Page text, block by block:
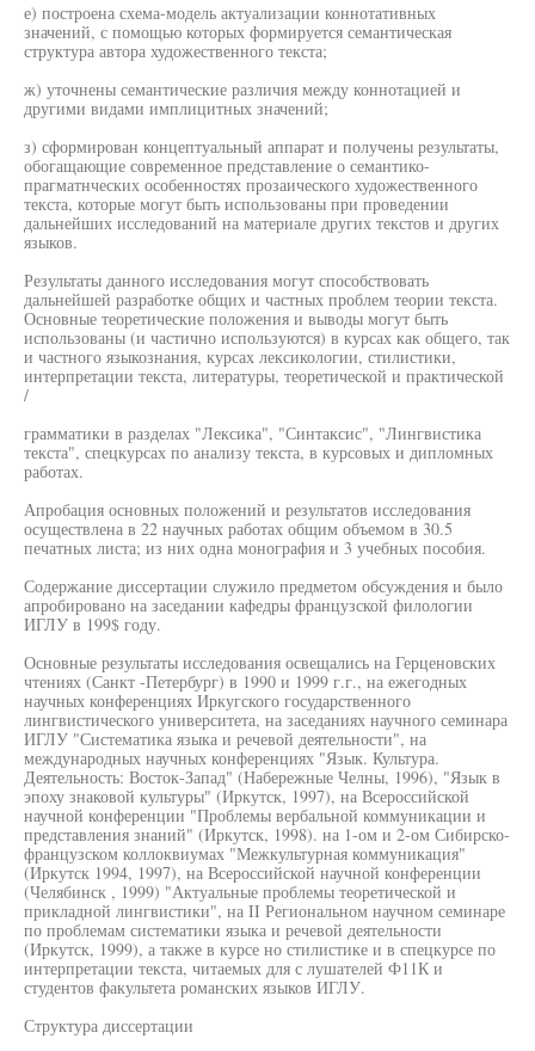
е) построена схема-модель актуализации коннотативных
значений, с помощью которых формируется семантическая
структура автора художественного текста;
ж) уточнены семантические различия между коннотацией и
другими видами имплицитных значений;
з) сформирован концептуальный аппарат и получены результаты,
обогащающие современное представление о семантико-
прагматнческих особенностях прозаического художественного
текста, которые могут быть использованы при проведении
дальнейших исследований на материале других текстов и других
языков.
Результаты данного исследования могут способствовать
дальнейшей разработке общих и частных проблем теории текста.
Основные теоретические положения и выводы могут быть
использованы (и частично используются) в курсах как общего, так
и частного языкознания, курсах лексикологии, стилистики,
интерпретации текста, литературы, теоретической и практической
/
грамматики в разделах "Лексика", "Синтаксис", "Лингвистика
текста", спецкурсах по анализу текста, в курсовых и дипломных
работах.
Апробация основных положений и результатов исследования
осуществлена в 22 научных работах общим объемом в 30.5
печатных листа; из них одна монография и 3 учебных пособия.
Содержание диссертации служило предметом обсуждения и было
апробировано на заседании кафедры французской филологии
ИГЛУ в 199$ году.
Основные результаты исследования освещались на Герценовских
чтениях (Санкт -Петербург) в 1990 и 1999 г.г., на ежегодных
научных конференциях Иркугского государственного
лингвистического университета, на заседаниях научного семинара
ИГЛУ "Систематика языка и речевой деятельности", на
международных научных конференциях "Язык. Культура.
Деятельность: Восток-Запад" (Набережные Челны, 1996), "Язык в
эпоху знаковой культуры" (Иркутск, 1997), на Всероссийской
научной конференции "Проблемы вербальной коммуникации и
представления знаний" (Иркутск, 1998). на 1-ом и 2-ом Сибирско-
французском коллоквиумах "Межкультурная коммуникация"
(Иркутск 1994, 1997), на Всероссийской научной конференции
(Челябинск , 1999) "Актуальные проблемы теоретической и
прикладной лингвистики", на II Региональном научном семинаре
по проблемам систематики языка и речевой деятельности
(Иркутск, 1999), а также в курсе но стилистике и в спецкурсе по
интерпретации текста, читаемых для с лушателей Ф11К и
студентов факультета романских языков ИГЛУ.
Структура диссертации